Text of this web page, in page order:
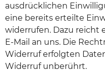
ausdrücklichen
eine bereits erteilte
widerrufen. Dazu reicht
E-Mail an uns. Die
Widerruf erfolgten
Widerruf unberührt.